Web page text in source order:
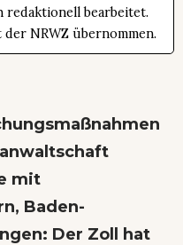
bearbeitet.
NRWZ übernommen.
mit
Baden-
Der Zoll hat